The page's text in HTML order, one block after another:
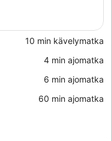
‪10 min kävelymatka‬
‪4 min ajomatka‬
‪6 min ajomatka‬
‪60 min ajomatka‬